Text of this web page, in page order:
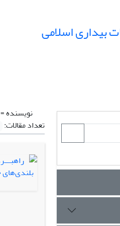
بیداری اسلامی
نویسنده =
تعداد مقالات: